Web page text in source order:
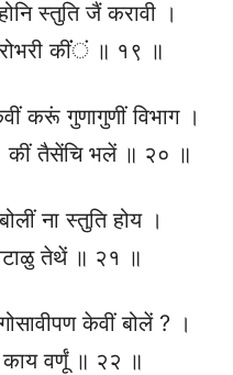
स्तुति जैं करावी ।
कींंं ॥ १९ ॥
करूं गुणागुणीं विभाग ।
। कीं तैसेंचि भलें ॥ २० ॥
ना स्तुति होय ।
तेथें ॥ २१ ॥
केवीं बोलें ? ।
वर्णूं ॥ २२ ॥